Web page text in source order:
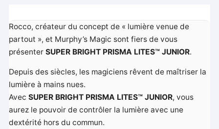
Rocco, créateur du concept de « lumière venue de
partout », et Murphy’s Magic sont fiers de vous
présenterSUPER BRIGHT PRISMA LITES™ JUNIOR.
Depuis des siècles, les magiciens rêvent de maîtriser la
lumière à mains nues.
AvecSUPER BRIGHT PRISMA LITES™ JUNIOR, vous
aurez le pouvoir de contrôler la lumière avec une
dextérité hors du commun.